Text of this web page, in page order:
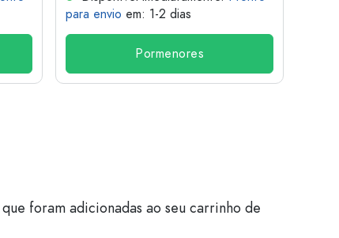
para envio em: 1-2 dias
Pormenores
foram adicionadas ao seu carrinho de